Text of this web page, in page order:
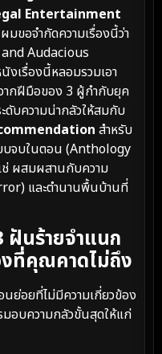
Entertainment
มขอจำกัดความเรื่องนี้ว่า
Audacious
เรื่องนี้หลอมรวมเอา
ากฝีมือของ 3 ผู้กำกับยุค
ดับความน่ากลัวให้สมกับ
สำหรับ
จบในตอน (Anthology
ผสมผสานกับความ
และตำนานพื้นบ้านที่
ฝันร้ายจำแนก
ที่คุณคาดไม่ถึง
ย่อยที่ไม่มีความเกี่ยวข้อง
มอบความกลัวขั้นสุดให้แก่